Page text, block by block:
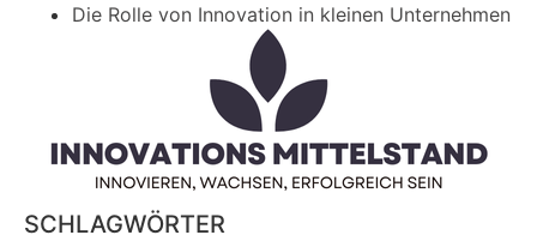
Die Rolle von Innovation in kleinen Unternehmen
SCHLAGWÖRTER